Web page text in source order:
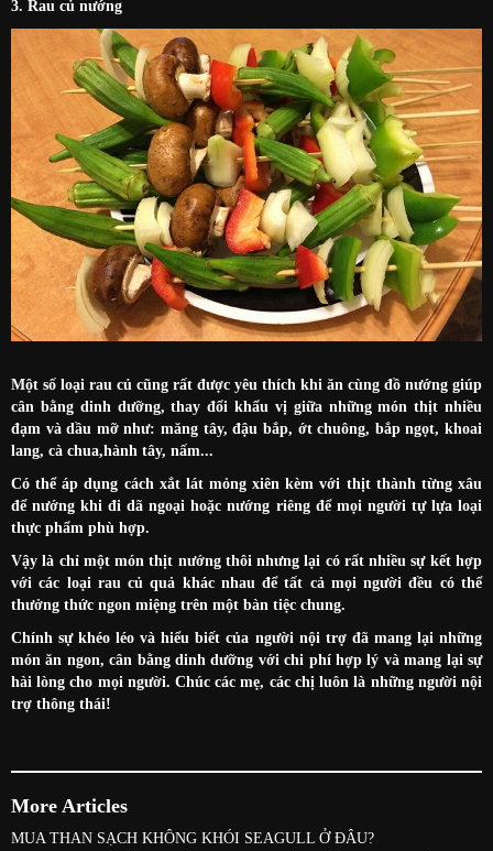
3. Rau củ nướng
Một số loại rau củ cũng rất được yêu thích khi ăn cùng đồ nướng giúp
cân bằng dinh dưỡng, thay đổi khẩu vị giữa những món thịt nhiều
đạm và dầu mỡ như: măng tây, đậu bắp, ớt chuông, bắp ngọt, khoai
lang, cà chua,hành tây, nấm...
Có thể áp dụng cách xắt lát mỏng xiên kèm với thịt thành từng xâu
để nướng khi đi dã ngoại hoặc nướng riêng để mọi người tự lựa loại
thực phẩm phù hợp.
Vậy là chỉ một món thịt nướng thôi nhưng lại có rất nhiều sự kết hợp
với các loại rau củ quả khác nhau để tất cả mọi người đều có thể
thưởng thức ngon miệng trên một bàn tiệc chung.
Chính sự khéo léo và hiểu biết của người nội trợ đã mang lại những
món ăn ngon, cân bằng dinh dưỡng với chi phí hợp lý và mang lại sự
hài lòng cho mọi người. Chúc các mẹ, các chị luôn là những người nội
trợ thông thái!
More Articles
MUA THAN SẠCH KHÔNG KHÓI SEAGULL Ở ĐÂU?